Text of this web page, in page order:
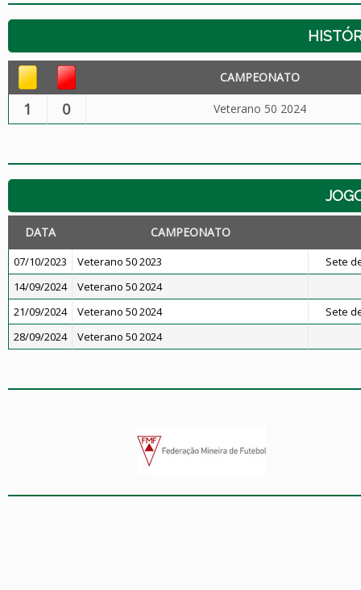
CAMPEONATO
1 0 Veterano 50 2024
DATA CAMPEONATO
07/10/2023 Veterano 50 2023
Sete
14/09/2024
Veterano 50 2024
21/09/2024
Veterano 50 2024
Sete
28/09/2024
Veterano 50 2024